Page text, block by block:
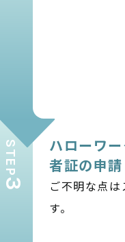
STEP
3
ハローワ
者証の申
ご不明な点
す。